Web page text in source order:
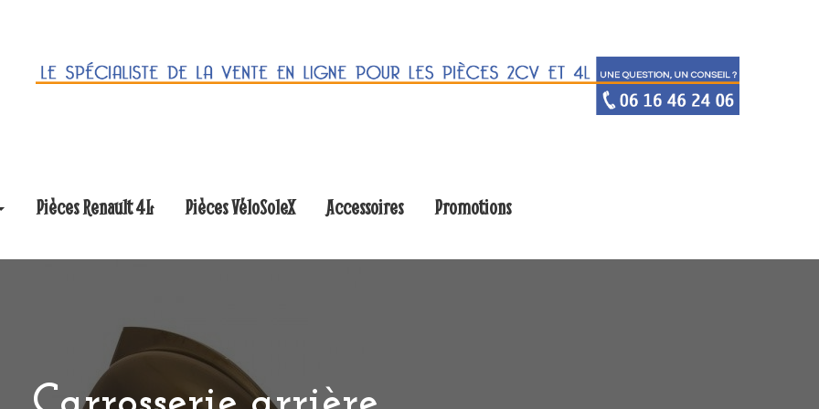
Pièces Renault 4L Pièces VéloSoleX Accessoires Promotions